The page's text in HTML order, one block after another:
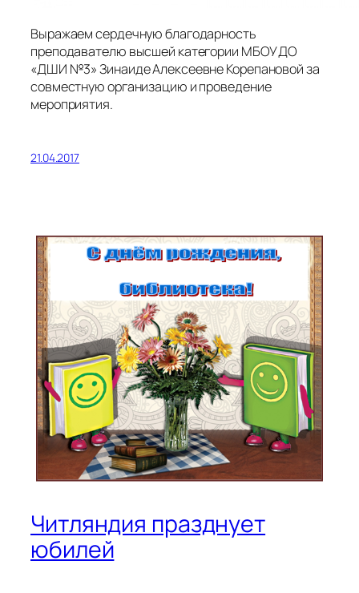
Выражаем сердечную благодарность
преподавателю высшей категории МБОУ ДО
«ДШИ №3» Зинаиде Алексеевне Корепановой за
совместную организацию и проведение
мероприятия.
21.04.2017
Читляндия празднует
юбилей